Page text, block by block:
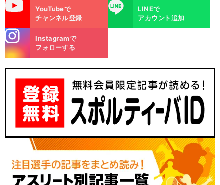
YouTubeで
チャンネル登録
LINE
LINEで
アカウント追加
m
Instagramで
フォローする